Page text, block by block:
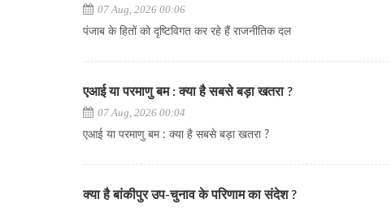
07 Aug, 2026 00:06
पंजाब के हितों को दृष्टिविगत कर रहे हैं राजनीतिक दल
एआई या परमाणु बम : क्या है सबसे बड़ा खतरा ?
07 Aug, 2026 00:04
एआई या परमाणु बम : क्या है सबसे बड़ा खतरा ?
क्या है बांकीपुर उप-चुनाव के परिणाम का संदेश ?